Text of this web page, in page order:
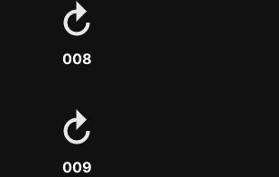
008
009